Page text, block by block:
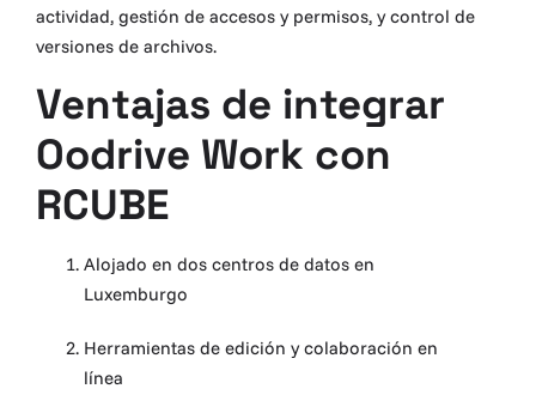
actividad, gestión de accesos y permisos, y control de
versiones de archivos.
Ventajas de integrar
Oodrive Work con
RCUBE
Alojado en dos centros de datos en
Luxemburgo
Herramientas de edición y colaboración en
línea